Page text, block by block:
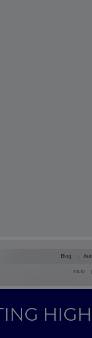
Blog
Inicio